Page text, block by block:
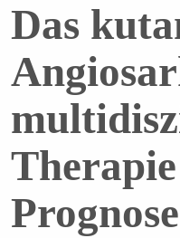
Das
Prognose